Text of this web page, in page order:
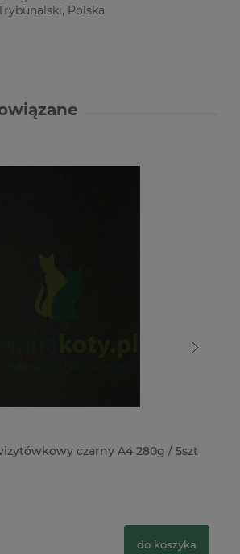
Polska
czarny A4 280g / 5szt
do koszyka